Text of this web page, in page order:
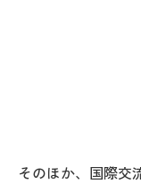
そのほか、国際